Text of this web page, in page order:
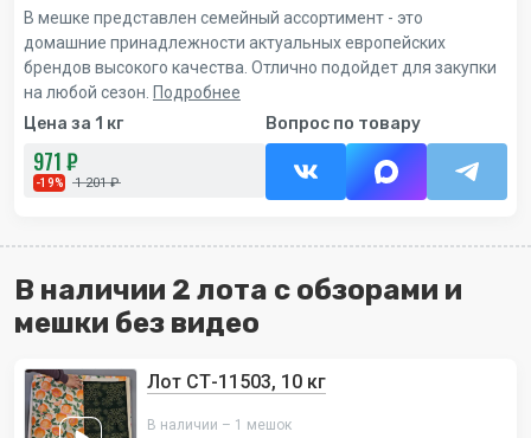
В мешке представлен семейный ассортимент - это
домашние принадлежности актуальных европейских
брендов высокого качества. Отлично подойдет для закупки
на любой сезон. Подробнее
Цена за 1 кг
971 ₽
-19% 1 201 ₽
Вопрос по товару
В наличии 2 лота с обзорами и
мешки без видео
Лот СТ-11503, 10 кг
В наличии – 1 мешок